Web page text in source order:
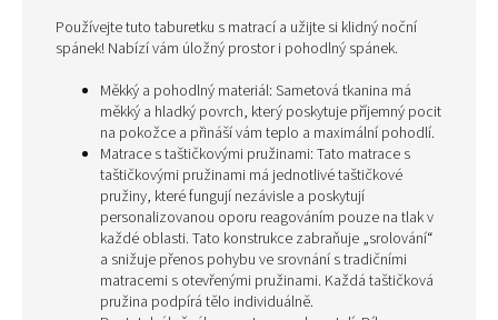
Používejte tuto taburetku s matrací a užijte si klidný noční
spánek! Nabízí vám úložný prostor i pohodlný spánek.
Měkký a pohodlný materiál: Sametová tkanina má
měkký a hladký povrch, který poskytuje příjemný pocit
na pokožce a přináší vám teplo a maximální pohodlí.
Matrace s taštičkovými pružinami: Tato matrace s
taštičkovými pružinami má jednotlivé taštičkové
pružiny, které fungují nezávisle a poskytují
personalizovanou oporu reagováním pouze na tlak v
každé oblasti. Tato konstrukce zabraňuje „srolování“
a snižuje přenos pohybu ve srovnání s tradičními
matracemi s otevřenými pružinami. Každá taštičková
pružina podpírá tělo individuálně.